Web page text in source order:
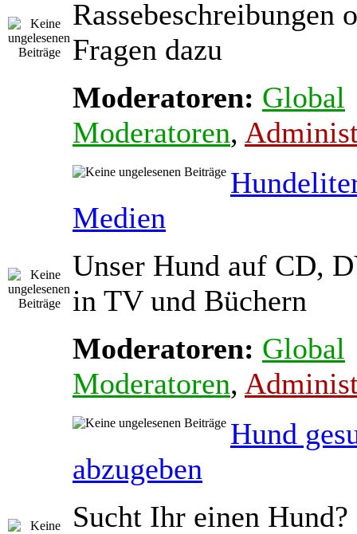
Rassebeschreibungen
Fragen dazu
Moderatoren: Global
Moderatoren,
Medien
Unser Hund auf CD,
in TV und Büchern
Moderatoren: Global
Moderatoren,
Hund
abzugeben
Sucht Ihr einen